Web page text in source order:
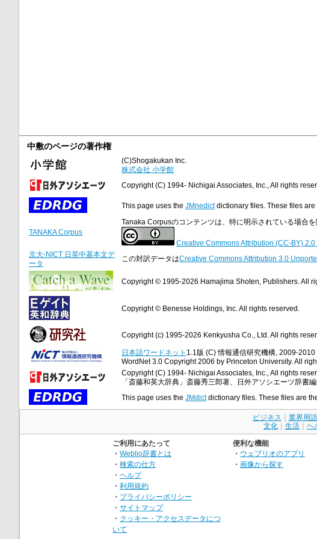
中敷のページの著作権
(C)Shogakukan Inc.
株式会社 小学館
Copyright (C) 1994- Nichigai Associates, Inc., All rights
This page uses the JMnedictdictionary files. These files are
TANAKA Corpus
Tanaka Corpusのコンテンツは、特に明示されている場合
Creative Commons Attribution (CC-BY) 2.0
京大-NICT 日英中基本文デ
ータ
この対訳データはCreative Commons Attribution 3.0
Copyright © 1995-2026 Hamajima Shoten, Publishers. All
Copyright © Benesse Holdings, Inc. All rights reserved.
Copyright (c) 1995-2026 Kenkyusha Co., Ltd. All rights
日本語ワードネット 1.1版 (C) 情報通信研究機構, 2009-2010
WordNet 3.0 Copyright 2006 by Princeton University. All
Copyright (C) 1994- Nichigai Associates, Inc., All rights
「斎藤和英大辞典」斎藤秀三郎著、日外アソシエーツ辞書
This page uses the JMdictdictionary files. These files are
ビジネス 業界用語
文化
生活 ヘ
ご利用にあたって
・ Weblio辞書とは
・ 検索の仕方
・ ヘルプ
・ 利用規約
・ プライバシーポリシー
・ サイトマップ
・ クッキー・アクセスデータにつ
いて
便利な機能
・ ウェブリオのアプリ
・ 画像から探す